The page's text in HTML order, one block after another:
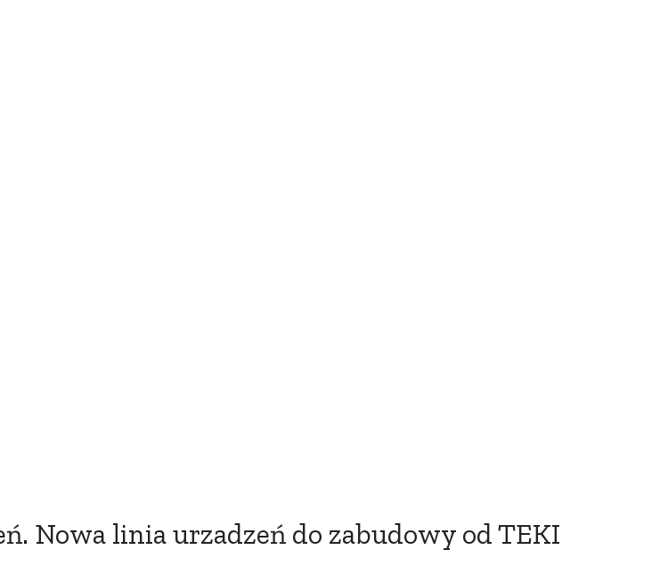
Nowa linia urzadzeń do zabudowy od TEKI